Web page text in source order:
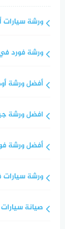
ورشة
ورشة فورد
أفضل ورشة
افضل ورشة
أفضل ورشة
ورشة
صيانة